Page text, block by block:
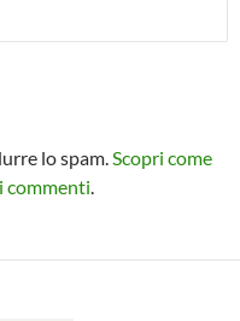
lo spam.Scopri come
commenti.